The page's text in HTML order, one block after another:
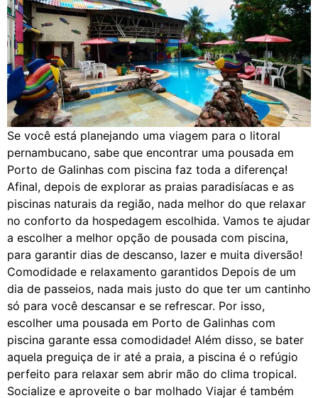
Se você está planejando uma viagem para o litoral
pernambucano, sabe que encontrar uma pousada em
Porto de Galinhas com piscina faz toda a diferença!
Afinal, depois de explorar as praias paradisíacas e as
piscinas naturais da região, nada melhor do que relaxar
no conforto da hospedagem escolhida. Vamos te ajudar
a escolher a melhor opção de pousada com piscina,
para garantir dias de descanso, lazer e muita diversão!
Comodidade e relaxamento garantidos Depois de um
dia de passeios, nada mais justo do que ter um cantinho
só para você descansar e se refrescar. Por isso,
escolher uma pousada em Porto de Galinhas com
piscina garante essa comodidade! Além disso, se bater
aquela preguiça de ir até a praia, a piscina é o refúgio
perfeito para relaxar sem abrir mão do clima tropical.
Socialize e aproveite o bar molhado Viajar é também